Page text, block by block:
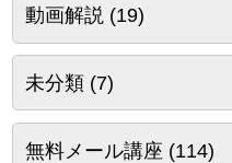
動画解説 (19)
未分類(7)
無料メール講座 (114)